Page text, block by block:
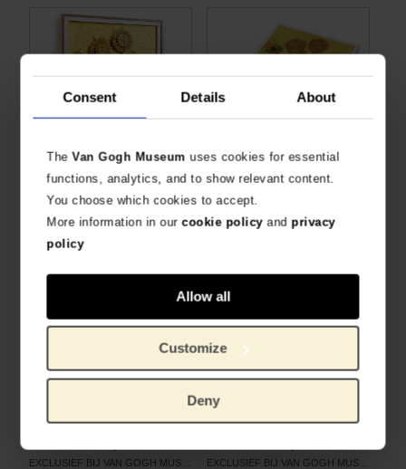
Consent Details About
TheVan Gogh Museum uses cookies for essential
functions, analytics, and to show relevant content.
You choose which cookies to accept.
More information in ourcookie policyand privacy
policy
Allow all
Customize
Deny
LEGO®Art Vincent van Gogh – Sunflowers
MAAK JE EIGEN MEESTERWERK
€165,28
1000 STUKJES
€16,49